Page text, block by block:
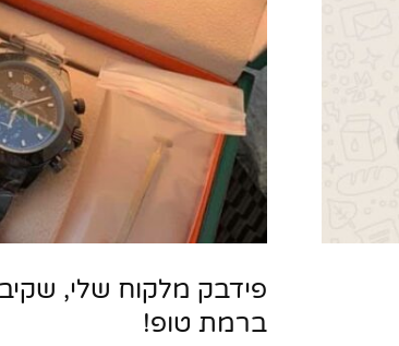
ברמת טופ!